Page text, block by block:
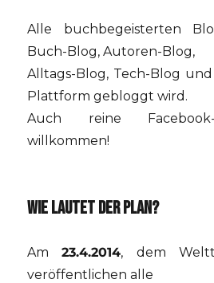
Alle buchbegeisterten
Buch-Blog, Autoren-Blog,
Alltags-Blog, Tech-Blog
Plattform gebloggt wird.
Auch reine Facebook-
willkommen!
WIE LAUTET DER PLAN?
Am23.4.2014, dem
veröffentlichen alle